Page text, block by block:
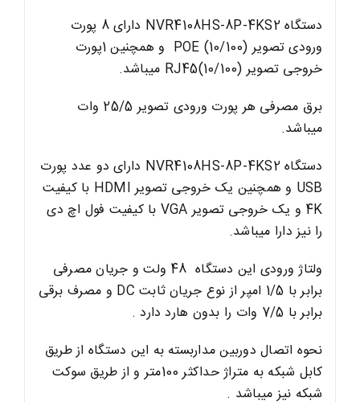
دستگاه NVR4108HS-8P-4KS2 دارای 8 پورت
ورودی تصویر (POE (10/100 و همچنین 1پورت
خروجی تصویر (10/100)RJ45 میباشد.
برق مصرفی هر پورت ورودی تصویر 25/5 وات
میباشد.
دستگاه NVR4108HS-8P-4KS2 دارای دو عدد پورت
USB و همچنین یک خروجی تصویر HDMI با کیفیت
4K و یک خروجی تصویر VGA با کیفیت فول اچ دی
را نیز دارا میباشد.
ولتاژ ورودی این دستگاه 48 ولت و جریان مصرفی
برابر با 1/5 امپر از نوع جریان ثابت DC و مصرف برقی
برابر با 7/5 وات را بدون هارد دارد .
نحوه اتصال دوربین مداربسته به این دستگاه از طریق
کابل شبکه به متراژ حداکثر 100متر و از طریق سوکت
شبکه نیز میباشد .